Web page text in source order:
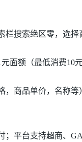
栏搜索绝区零，选择
面额（最低消费10
，商品单价，名称
平台支持超商、